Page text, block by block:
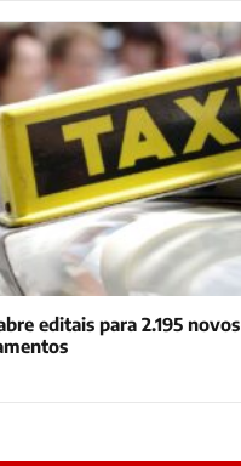
editais para 2.195 novos